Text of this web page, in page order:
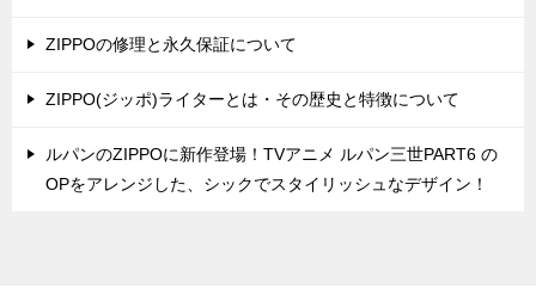
ZIPPOの修理と永久保証について
ZIPPO(ジッポ)ライターとは・その歴史と特徴について
ルパンのZIPPOに新作登場！TVアニメ ルパン三世PART6 の
OPをアレンジした、シックでスタイリッシュなデザイン！